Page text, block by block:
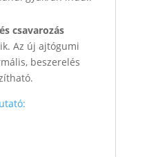
csavarozás
Az új ajtógumi
beszerelés